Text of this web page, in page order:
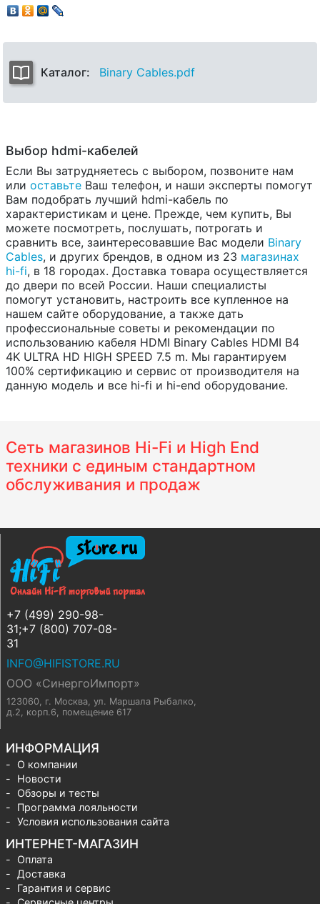
Каталог: Binary Cables.pdf
Выбор hdmi-кабелей
Если Вы затрудняетесь с выбором, позвоните нам
или оставьте Ваш телефон, и наши эксперты помогут
Вам подобрать лучший hdmi-кабель по
характеристикам и цене. Прежде, чем купить, Вы
можете посмотреть, послушать, потрогать и
сравнить все, заинтересовавшие Вас модели Binary
Cables, и других брендов, в одном из 23 магазинах
hi-fi, в 18 городах. Доставка товара осуществляется
до двери по всей России. Наши специалисты
помогут установить, настроить все купленное на
нашем сайте оборудование, а также дать
профессиональные советы и рекомендации по
использованию кабеля HDMI Binary Cables HDMI B4
4K ULTRA HD HIGH SPEED 7.5 m. Мы гарантируем
100% сертификацию и сервис от производителя на
данную модель и все hi-fi и hi-end оборудование.
Сеть магазинов Hi-Fi и High End
техники с единым стандартном
обслуживания и продаж
+7 (499) 290-98-
31;+7 (800) 707-08-
31
INFO@HIFISTORE.RU
ООО «СинергоИмпорт»
123060, г. Москва, ул. Маршала Рыбалко,
д.2, корп.6, помещение 617
ИНФОРМАЦИЯ
О компании
Новости
Обзоры и тесты
Программа лояльности
Условия использования сайта
ИНТЕРНЕТ-МАГАЗИН
Оплата
Доставка
Гарантия и сервис